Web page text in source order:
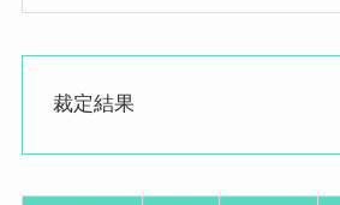
裁定結果